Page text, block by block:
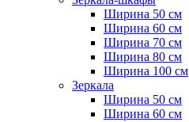
Ширина 50 см
Ширина 60 см
Ширина 70 см
Ширина 80 см
Ширина 100 см
Зеркала
Ширина 50 см
Ширина 60 см